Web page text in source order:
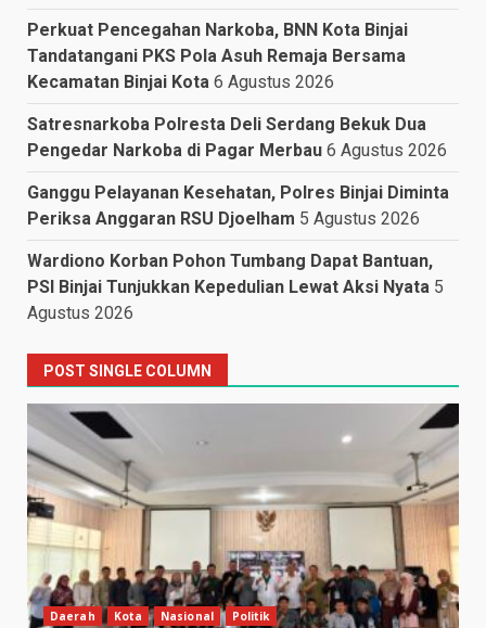
Perkuat Pencegahan Narkoba, BNN Kota Binjai
Tandatangani PKS Pola Asuh Remaja Bersama
Kecamatan Binjai Kota 6 Agustus 2026
Satresnarkoba Polresta Deli Serdang Bekuk Dua
Pengedar Narkoba di Pagar Merbau 6 Agustus 2026
Ganggu Pelayanan Kesehatan, Polres Binjai Diminta
Periksa Anggaran RSU Djoelham 5 Agustus 2026
Wardiono Korban Pohon Tumbang Dapat Bantuan,
PSI Binjai Tunjukkan Kepedulian Lewat Aksi Nyata 5
Agustus 2026
POST SINGLE COLUMN
Daerah Kota Nasional Politik